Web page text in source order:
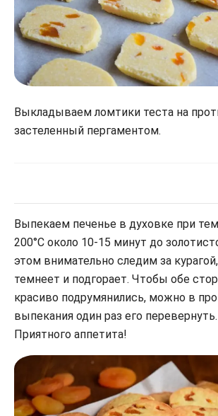
Выкладываем ломтики теста на
застеленный пергаментом.
Выпекаем печенье в духовке при
200°С около 10-15 минут до
этом внимательно следим за
темнеет и подгорает. Чтобы обе
красиво подрумянились, можно в
выпекания один раз его перевернуть.
Приятного аппетита!